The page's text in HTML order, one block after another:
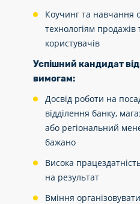
Коучинг та навчання
технологіям продажів
користувачів
Успішний кандидат
вимогам:
Досвід роботи на
відділення банку,
або регіональний
бажано
Висока
на результат
Вміння